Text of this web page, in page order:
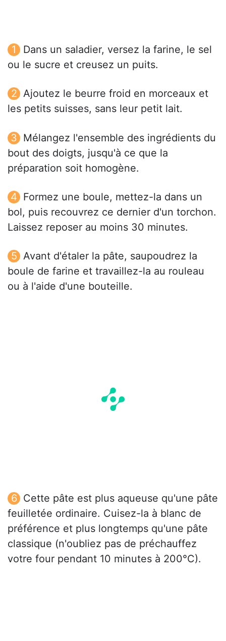
Dans un saladier, versez la farine, le sel
ou le sucre et creusez un puits.
Ajoutez le beurre froid en morceaux et
les petits suisses, sans leur petit lait.
Mélangez l'ensemble des ingrédients du
bout des doigts, jusqu'à ce que la
préparation soit homogène.
Formez une boule, mettez-la dans un
bol, puis recouvrez ce dernier d'un torchon.
Laissez reposer au moins 30 minutes.
Avant d'étaler la pâte, saupoudrez la
boule de farine et travaillez-la au rouleau
ou à l'aide d'une bouteille.
Cette pâte est plus aqueuse qu'une pâte
feuilletée ordinaire. Cuisez-la à blanc de
préférence et plus longtemps qu'une pâte
classique (n'oubliez pas de préchauffez
votre four pendant 10 minutes à 200°C).